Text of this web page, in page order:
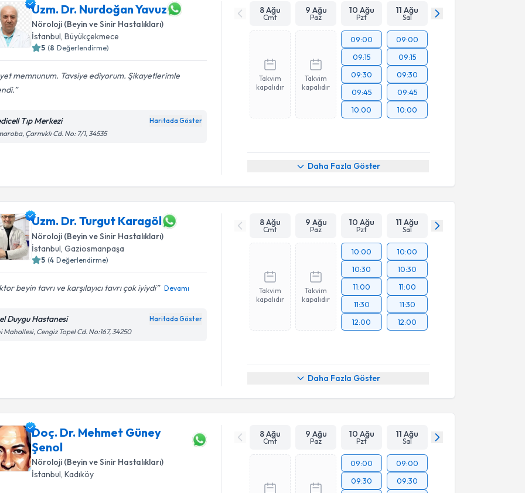
Uzm. Dr. Nurdoğan Yavuz
Nöroloji (Beyin ve Sinir Hastalıkları)
İstanbul, Büyükçekmece
5 (8 Değerlendirme)
memnunum. Tavsiye ediyorum. Şikayetlerimle
Tıp Merkezi Haritada Göster
Çarmıklı Cd. No: 7/1, 34535
8 Ağu
Cmt
9 Ağu
Paz
10 Ağu
Pzt
11 Ağu
Sal
Takvim
kapalıdır
Takvim
kapalıdır
09:00
09:15
09:30
09:45
10:00
09:00
09:15
09:30
09:45
10:00
Daha Fazla Göster
Uzm. Dr. Turgut Karagöl
Nöroloji (Beyin ve Sinir Hastalıkları)
İstanbul , Gaziosmanpaşa
5 (4 Değerlendirme)
beyin tavrı ve karşılayıcı tavrı çok iyiydi Devamı
Duygu Hastanesi Haritada Göster
Mahallesi, Cengiz Topel Cd. No:167, 34250
8 Ağu
Cmt
9 Ağu
Paz
10 Ağu
Pzt
11 Ağu
Sal
Takvim
kapalıdır
Takvim
kapalıdır
10:00
10:30
11:00
11:30
12:00
10:00
10:30
11:00
11:30
12:00
Daha Fazla Göster
Doç. Dr. Mehmet Güney
Şenol
Nöroloji (Beyin ve Sinir Hastalıkları)
İstanbul, Kadıköy
8 Ağu
Cmt
9 Ağu
Paz
10 Ağu
Pzt
11 Ağu
Sal
09:00
09:30
09:00
09:30